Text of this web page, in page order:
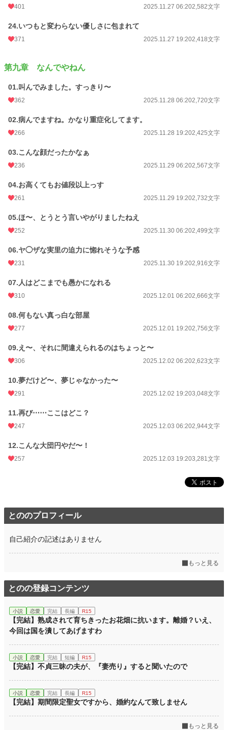
401 2025.11.27 06:202,582文字
24.いつもと変わらない優しさに包まれて
371 2025.11.27 19:202,418文字
第九章 なんでやねん
01.叫んでみました。すっきり〜
362 2025.11.28 06:202,720文字
02.病んでますね。かなり重症化してます。
266 2025.11.28 19:202,425文字
03.こんな顔だったかなぁ
236 2025.11.29 06:202,567文字
04.お高くてもお値段以上っす
261 2025.11.29 19:202,732文字
05.ほ〜、とうとう言いやがりましたねえ
252 2025.11.30 06:202,499文字
06.ヤ◯ザな実里の迫力に惚れそうな予感
231 2025.11.30 19:202,916文字
07.人はどこまでも愚かになれる
310 2025.12.01 06:202,666文字
08.何もない真っ白な部屋
277 2025.12.01 19:202,756文字
09.え〜、それに間違えられるのはちょっと〜
306 2025.12.02 06:202,623文字
10.夢だけど〜、夢じゃなかった〜
291 2025.12.02 19:203,048文字
11.再び⋯⋯ここはどこ？
247 2025.12.03 06:202,944文字
12.こんな大団円やだ〜！
257 2025.12.03 19:203,281文字
とののプロフィール
自己紹介の記述はありません
もっと見る
とのの登録コンテンツ
小説 恋愛 完結 長編 R15
【完結】熟成されて育ちきったお花畑に抗います。離婚？いえ、
今回は国を潰してあげますわ
小説 恋愛 完結 短編 R15
【完結】不貞三昧の夫が、『妻売り』すると聞いたので
小説 恋愛 完結 長編 R15
【完結】期間限定聖女ですから、婚約なんて致しません
もっと見る